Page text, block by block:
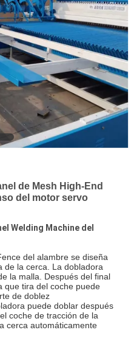
de Mesh High-End
del motor servo
Welding Machine del
del alambre se diseña
de la cerca. La dobladora
la malla. Después del final
que tira del coche puede
de doblez
puede doblar después
coche de tracción de la
cerca automáticamente